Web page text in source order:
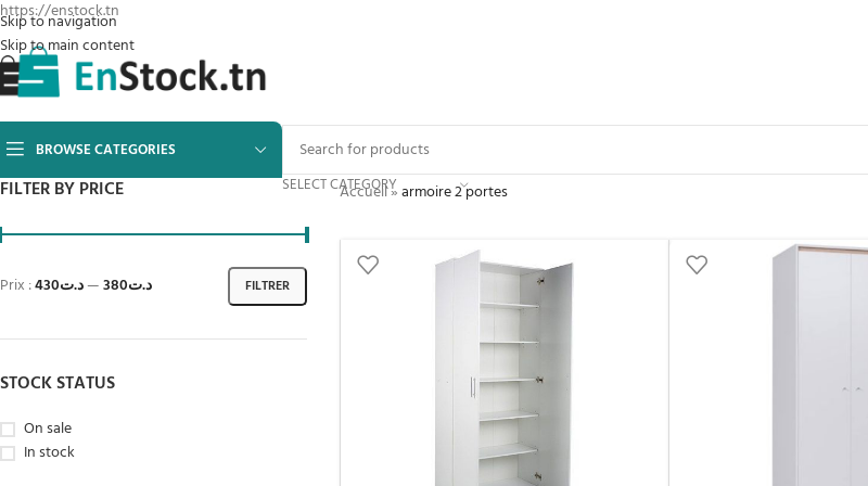
https://enstock.tn
Skip to navigation
Skip to main content
BROWSE CATEGORIES
SELECT CATEGORY
FILTER BY PRICE
FILTRER
Prix : د.ت380 —د.ت430
STOCK STATUS
On sale
In stock
Accueil»armoire 2 portes